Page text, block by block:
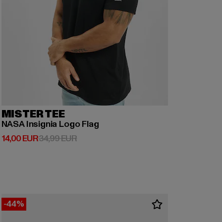
MISTER TEE
NASA Insignia Logo Flag
14,00 EUR
Derzeitiger Preis: 14,00 EUR
34,99 EURAktionspreis: 34,99 EUR
-44%